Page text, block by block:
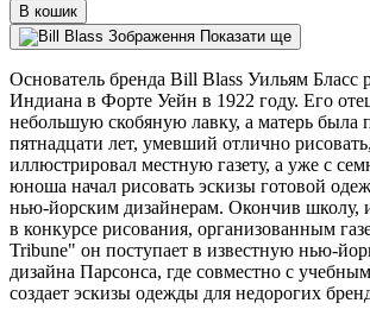
В кошик
Показати ще
Основатель бренда Bill Blass Уильям Бласс
Индиана в Форте Уейн в 1922 году. Его
небольшую скобяную лавку, а матерь была
пятнадцати лет, умевший отлично
иллюстрировал местную газету, а уже с
юноша начал рисовать эскизы готовой
нью-йорским дизайнерам. Окончив школу,
в конкурсе рисования, организованным
Tribune" он поступает в известную нью-
дизайна Парсонса, где совместно с
создает эскизы одежды для недорогих